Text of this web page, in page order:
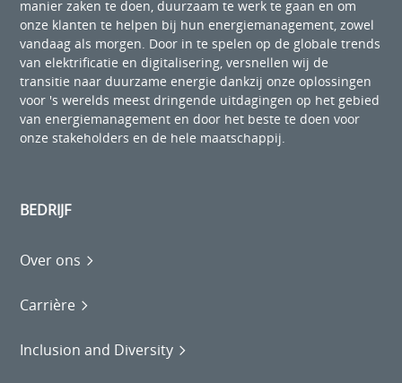
manier zaken te doen, duurzaam te werk te gaan en om
onze klanten te helpen bij hun energiemanagement, zowel
vandaag als morgen. Door in te spelen op de globale trends
van elektrificatie en digitalisering, versnellen wij de
transitie naar duurzame energie dankzij onze oplossingen
voor 's werelds meest dringende uitdagingen op het gebied
van energiemanagement en door het beste te doen voor
onze stakeholders en de hele maatschappij.
BEDRIJF
Over ons
Carrière
Inclusion and Diversity